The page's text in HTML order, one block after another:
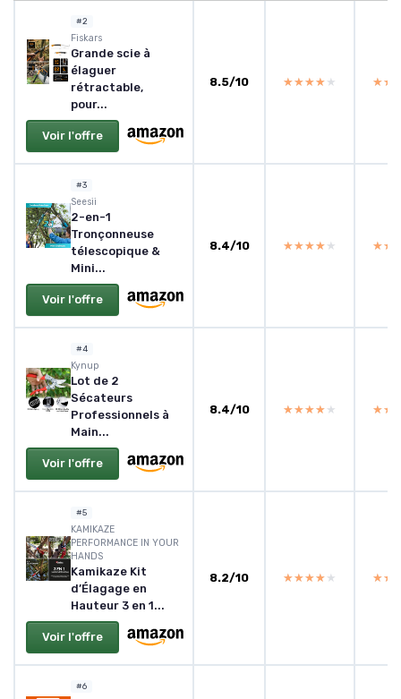
#2
Fiskars
Grande scie à
élaguer
rétractable,
pour...
Voir l'offre
8.5/10 ★★★★★
★★★★★
#3
Seesii
2-en-1
Tronçonneuse
télescopique &
Mini...
Voir l'offre
8.4/10 ★★★★★
★★★★★
#4
Kynup
Lot de 2
Sécateurs
Professionnels à
Main...
Voir l'offre
8.4/10 ★★★★★
★★★★★
#5
KAMIKAZE
PERFORMANCE IN YOUR
HANDS
Kamikaze Kit
d’Élagage en
Hauteur 3 en 1...
Voir l'offre
8.2/10 ★★★★★
★★★★★
#6